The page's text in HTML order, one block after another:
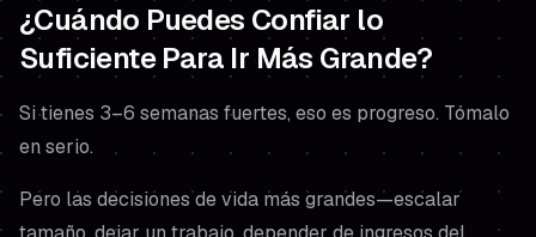
¿Cuándo Puedes Confiar lo
Suficiente Para Ir Más Grande?
Si tienes 3–6 semanas fuertes, eso es progreso. Tómalo
en serio.
Pero las decisiones de vida más grandes—escalar